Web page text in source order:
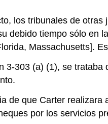
los tribunales de
debido tiempo sólo en
Massachusetts].
303 (a) (1), se trataba
de que Carter
por los servicios